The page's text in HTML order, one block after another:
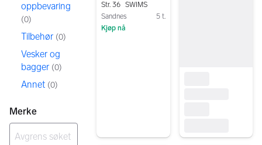
oppbevaring
(0)
Tilbehør (0)
Vesker og
bagger (0)
Annet (0)
Merke
Str. 36 SWIMS
Sandnes
5 t.
Kjøp nå